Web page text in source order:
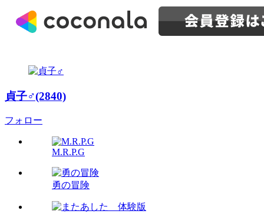
貞子♂(2840)
フォロー
M.R.P.G
勇の冒険